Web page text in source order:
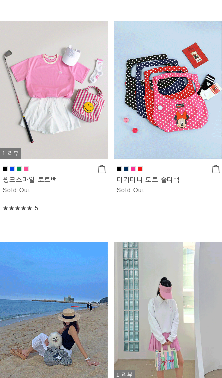
1 리뷰
윙크스마일 토트백
Sold Out
★★★★★ 5
미키미니 도트 숄더백
Sold Out
1 리뷰